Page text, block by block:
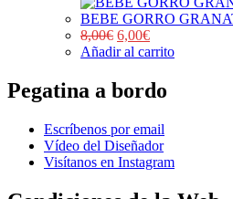
BEBE GORRO
8,00€ 6,00€
Añadir al carrito
Pegatina a bordo
Escríbenos por email
Vídeo del Diseñador
Visítanos en Instagram